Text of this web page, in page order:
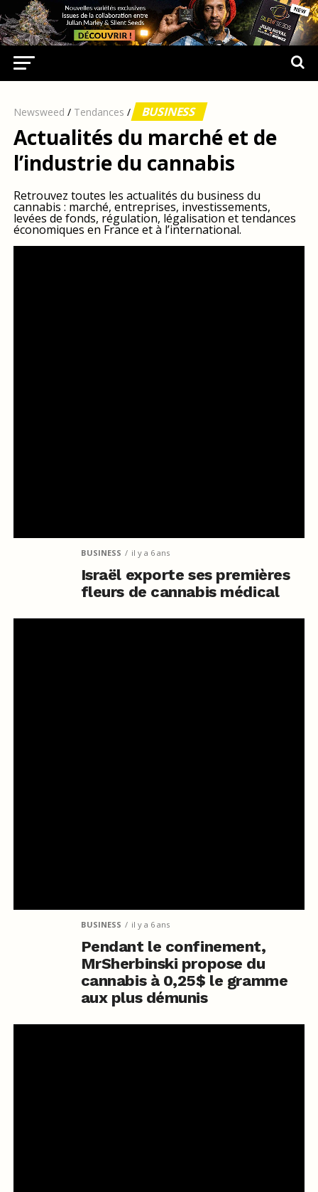
Newsweed / Tendances / BUSINESS
Actualités du marché et de
l’industrie du cannabis
Retrouvez toutes les actualités du business du
cannabis : marché, entreprises, investissements,
levées de fonds, régulation, légalisation et tendances
économiques en France et à l’international.
BUSINESS il y a 6 ans
Israël exporte ses premières
fleurs de cannabis médical
BUSINESS il y a 6 ans
Pendant le confinement,
MrSherbinski propose du
cannabis à 0,25$ le gramme
aux plus démunis